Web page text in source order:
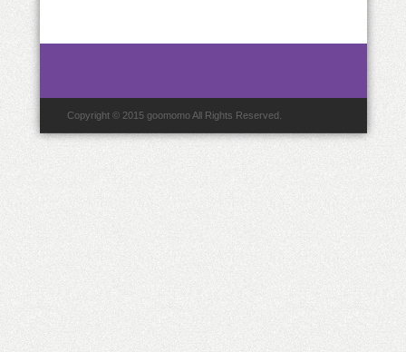
カ
Copyright © 2015 goomomo All Rights Reserved.